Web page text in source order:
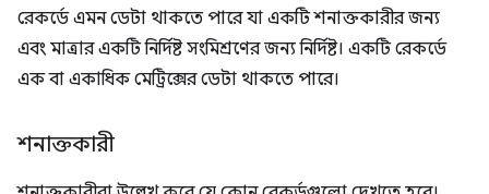
রেকর্ডে এমন ডেটা থাকতে পারে যা একটি শনাক্তকারীর জন্য
এবং মাত্রার একটি নির্দিষ্ট সংমিশ্রণের জন্য নির্দিষ্ট। একটি রেকর্ডে
এক বা একাধিক মেট্রিক্সের ডেটা থাকতে পারে।
শনাক্তকারী